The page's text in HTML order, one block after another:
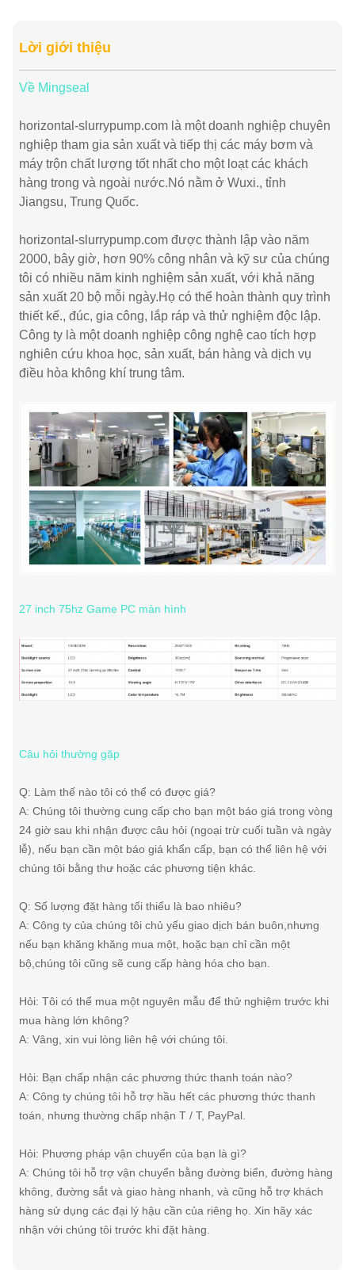
Lời giới thiệu
Về Mingseal
horizontal-slurrypump.com là một doanh nghiệp chuyên
nghiệp tham gia sản xuất và tiếp thị các máy bơm và
máy trộn chất lượng tốt nhất cho một loạt các khách
hàng trong và ngoài nước.Nó nằm ở Wuxi., tỉnh
Jiangsu, Trung Quốc.
horizontal-slurrypump.com được thành lập vào năm
2000, bây giờ, hơn 90% công nhân và kỹ sư của chúng
tôi có nhiều năm kinh nghiệm sản xuất, với khả năng
sản xuất 20 bộ mỗi ngày.Họ có thể hoàn thành quy trình
thiết kế., đúc, gia công, lắp ráp và thử nghiệm độc lập.
Công ty là một doanh nghiệp công nghệ cao tích hợp
nghiên cứu khoa học, sản xuất, bán hàng và dịch vụ
điều hòa không khí trung tâm.
27 inch 75hz Game PC màn hình
Câu hỏi thường gặp
Q: Làm thế nào tôi có thể có được giá?
A: Chúng tôi thường cung cấp cho bạn một báo giá trong vòng
24 giờ sau khi nhận được câu hỏi (ngoại trừ cuối tuần và ngày
lễ), nếu bạn cần một báo giá khẩn cấp, bạn có thể liên hệ với
chúng tôi bằng thư hoặc các phương tiện khác.
Q: Số lượng đặt hàng tối thiểu là bao nhiêu?
A: Công ty của chúng tôi chủ yếu giao dịch bán buôn,nhưng
nếu bạn khăng khăng mua một, hoặc bạn chỉ cần một
bộ,chúng tôi cũng sẽ cung cấp hàng hóa cho bạn.
Hỏi: Tôi có thể mua một nguyên mẫu để thử nghiệm trước khi
mua hàng lớn không?
A: Vâng, xin vui lòng liên hệ với chúng tôi.
Hỏi: Bạn chấp nhận các phương thức thanh toán nào?
A: Công ty chúng tôi hỗ trợ hầu hết các phương thức thanh
toán, nhưng thường chấp nhận T / T, PayPal.
Hỏi: Phương pháp vận chuyển của bạn là gì?
A: Chúng tôi hỗ trợ vận chuyển bằng đường biển, đường hàng
không, đường sắt và giao hàng nhanh, và cũng hỗ trợ khách
hàng sử dụng các đại lý hậu cần của riêng họ. Xin hãy xác
nhận với chúng tôi trước khi đặt hàng.